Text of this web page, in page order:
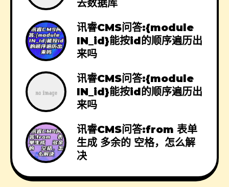
去数据库
讯睿CMS问答:{module
IN_id}能按id的顺序遍历出
来吗
讯睿CMS问答:{module
IN_id}能按id的顺序遍历出
来吗
讯睿CMS问答:from 表单
生成 多余的 空格，怎么解
决